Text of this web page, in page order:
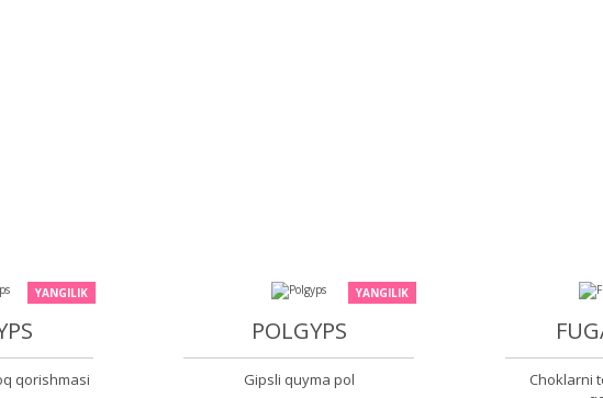
YANGILIK
qorishmasi
YANGILIK
POLGYPS
Gipsli quyma pol
Choklarni